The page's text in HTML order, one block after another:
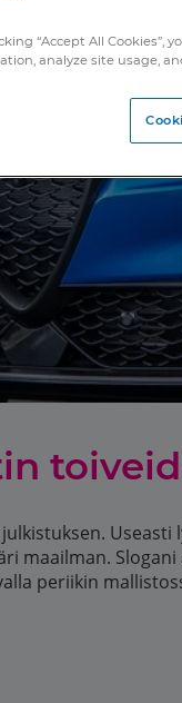
maailman.
periikin
“Accept All Cookies”,
analyze site usage,